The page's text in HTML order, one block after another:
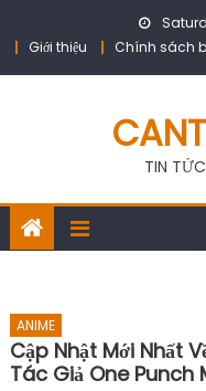
Giới thiệu
Chính sách
TIN
ANIME
Cập Nhật Mới Nhất
Tác Giả One Punch